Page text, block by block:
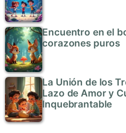
Encuentro en el
corazones puros
La Unión de los
Lazo de Amor y
Inquebrantable